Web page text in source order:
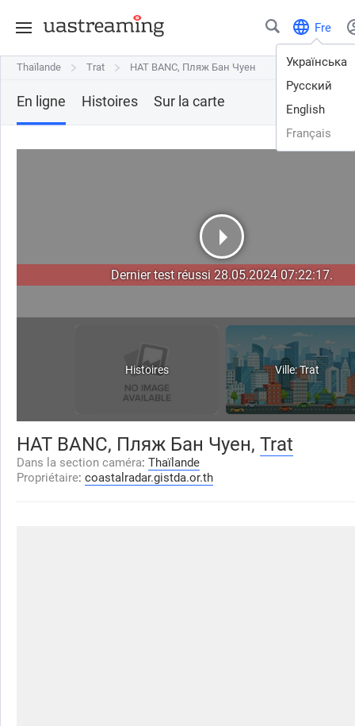
Fre
Українська
Русский
English
Français
Thaïlande Trat HAT BANC, Пляж Бан Чуен
Thaïlande Trat HAT BANC, Пляж Бан Чуен
En ligne Histoires Sur la carte
Dernier test réussi 28.05.2024 07:22:17.
Histoires Ville: Trat
HAT BANC, Пляж Бан Чуен, Trat
Dans la section caméra: Thaïlande
Propriétaire: coastalradar.gistda.or.th